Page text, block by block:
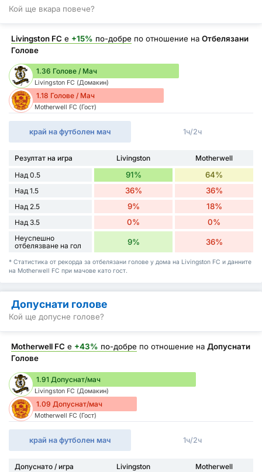
Кой ще вкара повече?
Livingston FC е +15% по-добре по отношение на Отбелязани
Голове
1.36 Голове / Мач
Livingston FC (Домакин)
1.18 Голове / Мач
Motherwell FC (Гост)
край на футболен мач 1ч/2ч
Резултат на игра Livingston
Motherwell
Над 0.5
91% 64%
Над 1.5 36% 36%
Над 2.5 9% 18%
Над 3.5 0% 0%
Неуспешно
отбелязване на гол
9% 36%
* Статистика от рекорда за отбелязани голове у дома на Livingston FC и данните
на Motherwell FC при мачове като гост.
Допуснати голове
Кой ще допусне голове?
Motherwell FC е +43% по-добре по отношение на Допуснати
Голове
1.91 Допуснат/мач
Livingston FC (Домакин)
1.09 Допуснат/мач
Motherwell FC (Гост)
край на футболен мач 1ч/2ч
Допуснато / игра Livingston
Motherwell